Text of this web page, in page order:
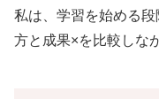
私は、学習を始める
方と成果×を比較しな